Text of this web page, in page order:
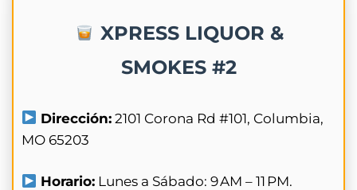
XPRESS LIQUOR &
SMOKES #2
Dirección: 2101 Corona Rd #101, Columbia,
MO 65203
Horario: Lunes a Sábado: 9 AM – 11 PM.